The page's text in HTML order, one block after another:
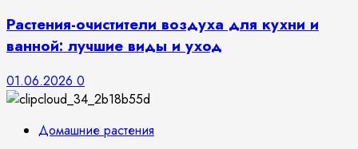
Растения-очистители воздуха для кухни и
ванной: лучшие виды и уход
01.06.2026 0
Домашние растения